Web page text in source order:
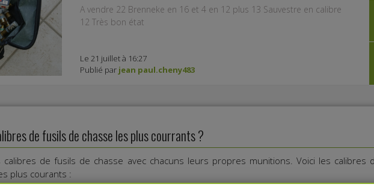
A vendre 22 Brenneke en 16 et 4 en 12 plus 13 Sauvestre en calibre
12 Très bon état
Le 21 juillet à 16:27
Publié par jean paul.cheny483
de fusils de chasse les plus courrants ?
calibres de fusils de chasse avec chacuns leurs propres munitions. Voici les calibres
plus courants :